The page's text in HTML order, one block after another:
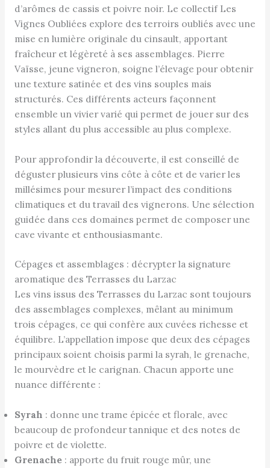
d’arômes de cassis et poivre noir. Le collectif Les
Vignes Oubliées explore des terroirs oubliés avec une
mise en lumière originale du cinsault, apportant
fraîcheur et légèreté à ses assemblages. Pierre
Vaïsse, jeune vigneron, soigne l’élevage pour obtenir
une texture satinée et des vins souples mais
structurés. Ces différents acteurs façonnent
ensemble un vivier varié qui permet de jouer sur des
styles allant du plus accessible au plus complexe.
Pour approfondir la découverte, il est conseillé de
déguster plusieurs vins côte à côte et de varier les
millésimes pour mesurer l’impact des conditions
climatiques et du travail des vignerons. Une sélection
guidée dans ces domaines permet de composer une
cave vivante et enthousiasmante.
Cépages et assemblages : décrypter la signature
aromatique des Terrasses du Larzac
Les vins issus des Terrasses du Larzac sont toujours
des assemblages complexes, mêlant au minimum
trois cépages, ce qui confère aux cuvées richesse et
équilibre. L’appellation impose que deux des cépages
principaux soient choisis parmi la syrah, le grenache,
le mourvèdre et le carignan. Chacun apporte une
nuance différente :
Syrah : donne une trame épicée et florale, avec
beaucoup de profondeur tannique et des notes de
poivre et de violette.
Grenache: apporte du fruit rouge mûr, une